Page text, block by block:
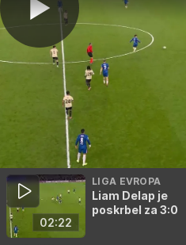
02:22
LIGA EVROPA
Liam Delap je
poskrbel za 3:0